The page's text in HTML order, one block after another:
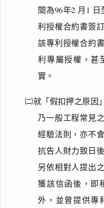
間為96年2 月1
利授權合約書簽
該專利授權合約
利專屬授權，甚
實。
㈡就「假扣押之原因
乃一般工程常見
經驗法則，亦不
抗告人財力致日
另依相對人提出
獲該信函後，即
外，並曾提供專